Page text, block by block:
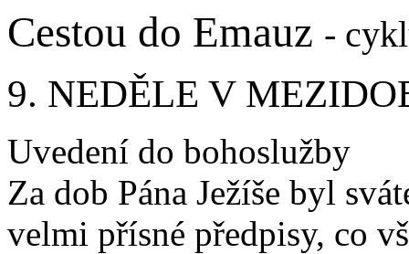
Cestou do Emauz -
9. NEDĚLE V
Uvedení do bohoslužby
Za dob Pána Ježíše byl
velmi přísné předpisy, co